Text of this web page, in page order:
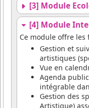
[3] Module
[4] Module
Ce module offre
Gestion et
artistiques
Vue en
Agenda
intégrable
Gestion des
Artistique)